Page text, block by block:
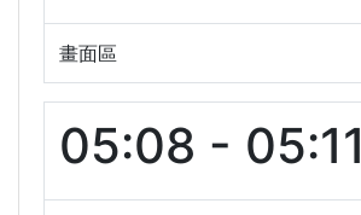
畫面區
05:08 - 05:11